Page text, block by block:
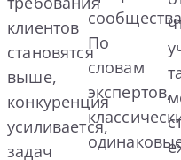
клиентов
становятся
выше,
конкуренция
усиливается,
задач
По
словам
экспертов,